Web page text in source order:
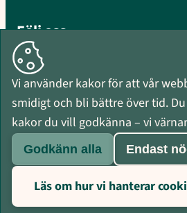
Följ oss
Facebook
Instagram
Mynewsdesk
RSS-flöden
Vi använder kakor för att vår
smidigt och bli bättre över tid.
kakor du vill godkänna – vi
Godkänn alla Endast
Läs om hur vi hanterar